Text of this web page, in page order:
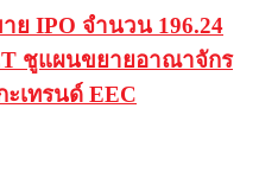
ย IPO จำนวน 196.24
ชูแผนขยายอาณาจักร
ะเทรนด์ EEC